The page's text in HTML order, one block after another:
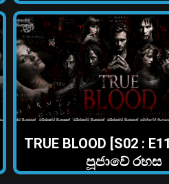
TRUE BLOOD [S02 :
පූජාවේ රහස